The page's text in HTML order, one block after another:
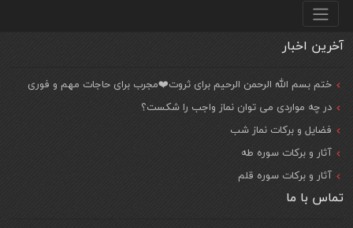
منو پایین
آخرین اخبار
ختم بسم الله الرحمن الرحیم برای ثروت❤️مجرب برای حاجات مهم و فوری
در چه مواردی می توان نماز واجب را شکست؟
فضایل و برکات نماز شب
آثار و برکات سوره طه
آثار و برکات سوره قلم
تماس با ما